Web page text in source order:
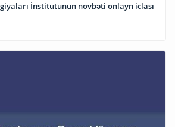
İnstitutunun növbəti onlayn iclası